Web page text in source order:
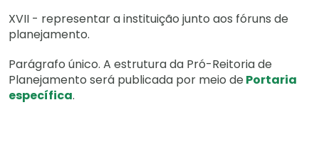
XVII - representar a instituição junto aos fóruns de
planejamento.
Parágrafo único. A estrutura da Pró-Reitoria de
Planejamento será publicada por meio dePortaria
específica.